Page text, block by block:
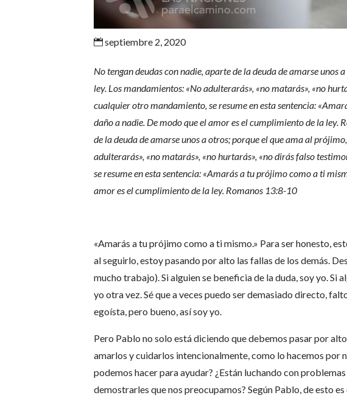
 septiembre 2, 2020
No tengan deudas con nadie, aparte de la deuda de amarse
ley. Los mandamientos: «No adulterarás», «no matarás», «no
cualquier otro mandamiento, se resume en esta sentencia:
daño a nadie. De modo que el amor es el cumplimiento de la ley.
de la deuda de amarse unos a otros; porque el que ama al
adulterarás», «no matarás», «no hurtarás», «no dirás falso
se resume en esta sentencia: «Amarás a tu prójimo como a ti
amor es el cumplimiento de la ley. Romanos 13:8-10
«Amarás a tu prójimo como a ti mismo.» Para ser honesto,
al seguirlo, estoy pasando por alto las fallas de los demás.
mucho trabajo). Si alguien se beneficia de la duda, soy yo. Si
yo otra vez. Sé que a veces puedo ser demasiado directo,
egoísta, pero bueno, así soy yo.
Pero Pablo no solo está diciendo que debemos pasar por
amarlos y cuidarlos intencionalmente, como lo hacemos por
podemos hacer para ayudar? ¿Están luchando con
demostrarles que nos preocupamos? Según Pablo, de esto